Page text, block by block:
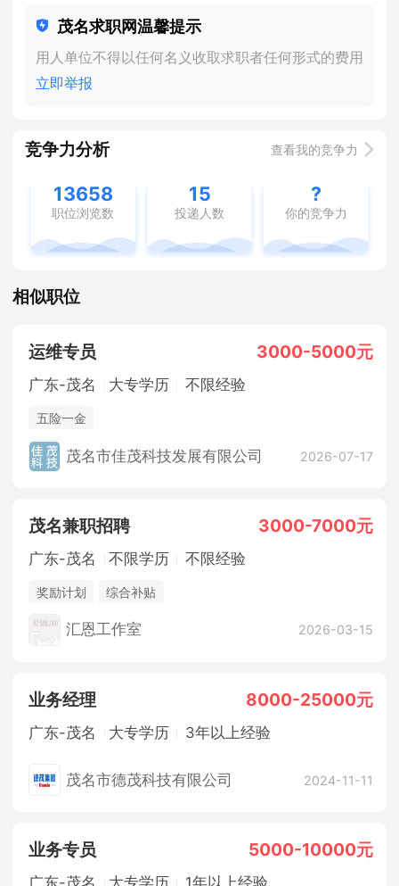
茂名求职网温馨提示
用人单位不得以任何名义收取求职者任何形式的费用
立即举报
竞争力分析 查看我的竞争力
13658
职位浏览数
15
投递人数
?
你的竞争力
相似职位
运维专员 3000-5000元
广东-茂名 大专学历 不限经验
五险一金
茂名市佳茂科技发展有限公司 2026-07-17
茂名兼职招聘 3000-7000元
广东-茂名 不限学历 不限经验
奖励计划 综合补贴
汇恩工作室 2026-03-15
业务经理 8000-25000元
广东-茂名 大专学历 3年以上经验
茂名市德茂科技有限公司 2024-11-11
业务专员 5000-10000元
广东-茂名 大专学历 1年以上经验